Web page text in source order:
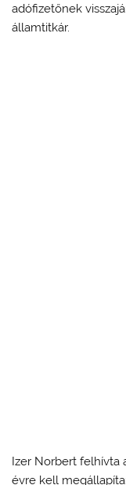
adófizetőnek
államtitkár.
Izer Norbert felhívta
évre kell